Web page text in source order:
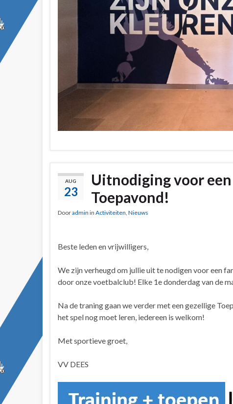
AUG
23
Uitnodiging voor
Toepavond!
Dooradmin in Activiteiten Nieuws
Beste leden en vrijwilligers,
We zijn verheugd om jullie uit te nodigen voor een
door onze voetbalclub! Elke 1e donderdag van de
Na de traning gaan we verder met een gezellige
het spel nog moet leren, iedereen is welkom!
Met sportieve groet,
VV DEES